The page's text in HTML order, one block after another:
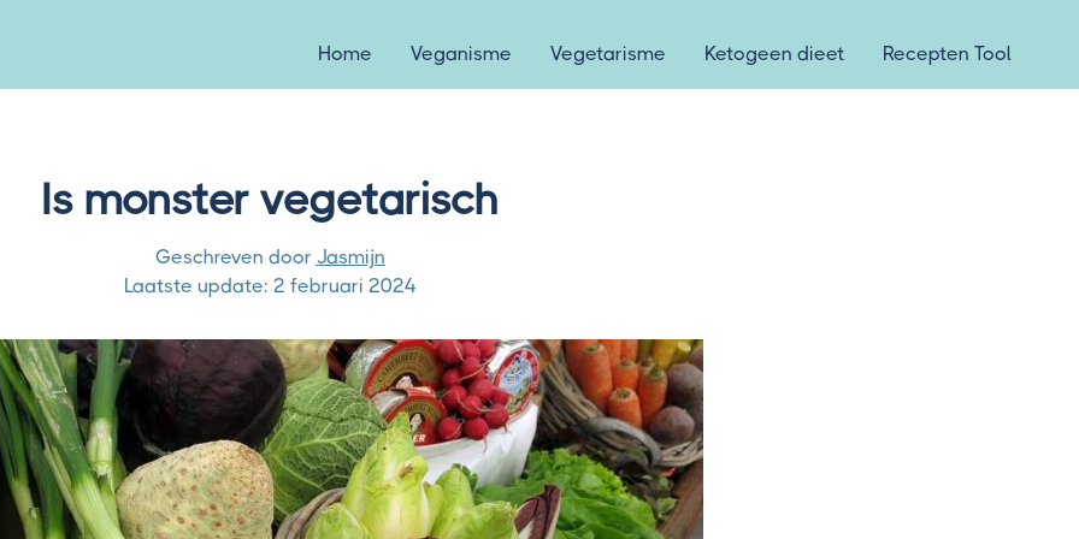
Home Veganisme Vegetarisme Ketogeen dieet Recepten Tool
Is monster vegetarisch
Geschreven door Jasmijn
Laatste update: 2 februari 2024